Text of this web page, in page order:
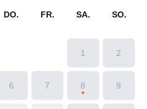
DO. FR. SA. SO.
1 2
6 7 8 9